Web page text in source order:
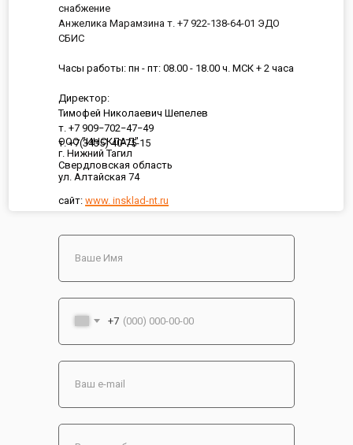
ООО "ИНСКЛАД"
г. Нижний Тагил
Свердловская область
ул. Алтайская 74
сайт: www. insklad-nt.ru
снабжение
Анжелика Марамзина т. +7 922-138-64-01 ЭДО
СБИС
Часы работы: пн - пт: 08.00 - 18.00 ч. МСК + 2 часа
Директор:
Тимофей Николаевич Шепелев
т. +7 909−702−47−49
т. +7(3435) 40-75-15
+7